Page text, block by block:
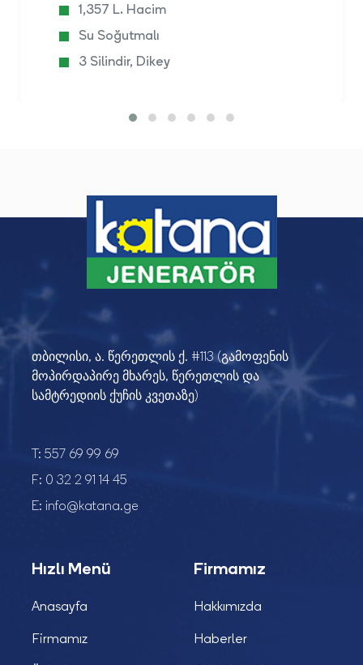
1,357 L. Hacim
Su Soğutmalı
3 Silindir, Dikey
თბილისი, ა. წერეთლის ქ. #113 (გამოფენის
მოპირდაპირე მხარეს, წერეთლის და
სამტრედიის ქუჩის კვეთაზე)
T: 557 69 99 69
F: 0 32 2 91 14 45
E: info@katana.ge
Hızlı Menü
Anasayfa
Firmamız
Firmamız
Hakkımızda
Haberler